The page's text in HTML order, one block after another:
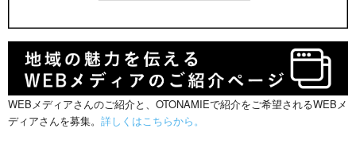
WEBメディアさんのご紹介と、OTONAMIEで紹介をご希望されるWEBメ
ディアさんを募集。 詳しくはこちらから。